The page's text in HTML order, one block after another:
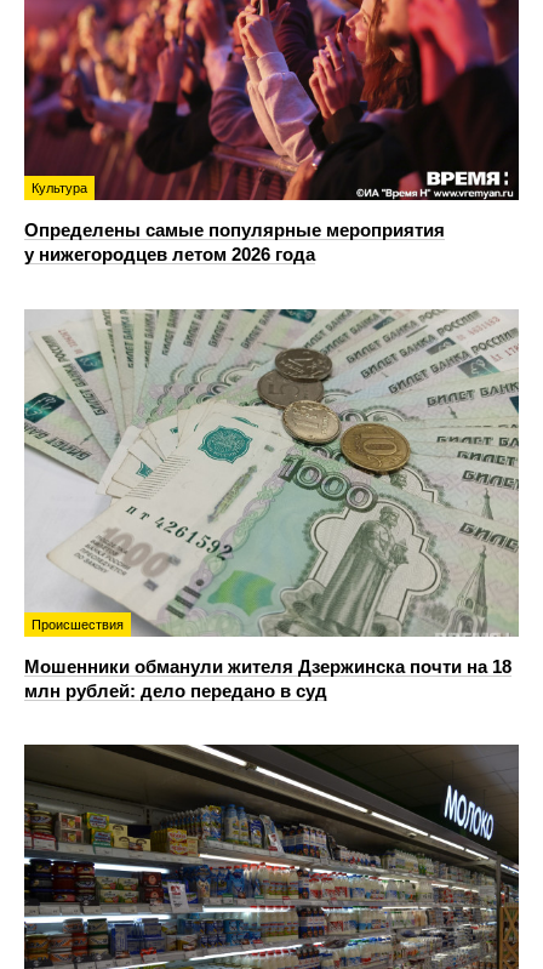
Культура
Определены самые популярные мероприятия
у нижегородцев летом 2026 года
Происшествия
Мошенники обманули жителя Дзержинска почти на 18
млн рублей: дело передано в суд